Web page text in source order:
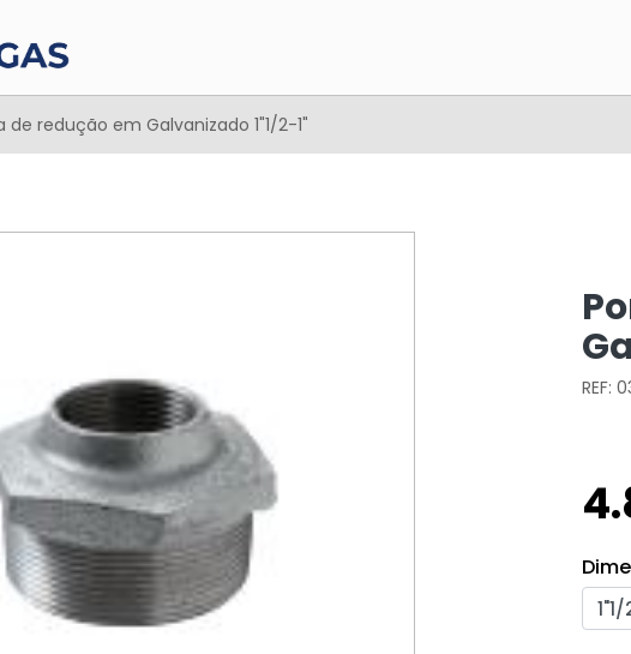
de redução em Galvanizado 1"1/2-1"
REF:
4.